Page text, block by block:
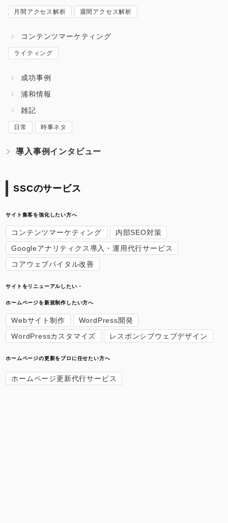
月間アクセス解析 週間アクセス解析
コンテンツマーケティング
ライティング
成功事例
浦和情報
雑記
日常 時事ネタ
導入事例インタビュー
SSCのサービス
サイト集客を強化したい方へ
コンテンツマーケティング
内部SEO対策
Googleアナリティクス導入・運用代行サービス
コアウェブバイタル改善
サイトをリニューアルしたい・
ホームページを新規制作したい方へ
Webサイト制作
WordPress開発
WordPressカスタマイズ
レスポンシブウェブデザイン
ホームページの更新をプロに任せたい方へ
ホームページ更新代行サービス